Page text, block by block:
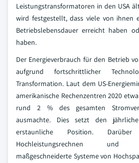
Leistungstransformatoren in den USA
wird festgestellt, dass viele von ihnen
Betriebslebensdauer erreicht haben
haben.
Der Energieverbrauch für den Betrieb
aufgrund fortschrittlicher
Transformation. Laut dem US-
amerikanische Rechenzentren 2020
rund 2 % des gesamten
ausmachte. Dies setzt den
erstaunliche Position.
Hochleistungsrechnen und
maßgeschneiderte Systeme von